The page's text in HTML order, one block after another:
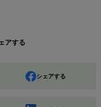
アする
シェアする